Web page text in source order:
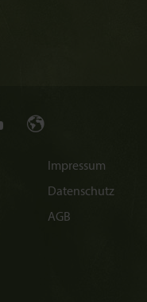
Impressum
Datenschutz
AGB